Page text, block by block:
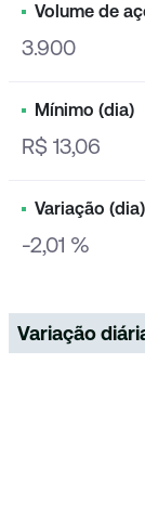
Volume de
3.900
Mínimo (dia)
R$ 13,06
Variação (dia)
-2,01 %
Variação